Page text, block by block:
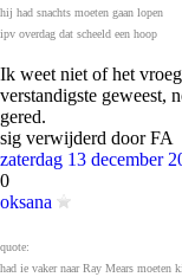
hij had snachts moeten gaan lopen
ipv overdag dat scheeld een hoop
Ik weet niet of het
verstandigste geweest,
gered.
sig verwijderd door FA
zaterdag 13 december
0
oksana
quote:
had ie vaker naar Ray Mears moeten